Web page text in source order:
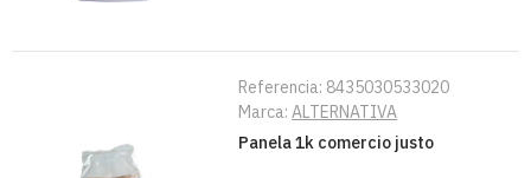
Referencia: 8435030533020
Marca:ALTERNATIVA
Panela 1k comercio justo